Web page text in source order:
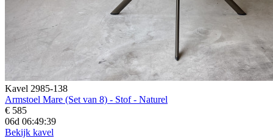
Kavel 2985-138
Armstoel Mare (Set van 8) - Stof - Naturel
€ 585
06d 06:49:37
Bekijk kavel